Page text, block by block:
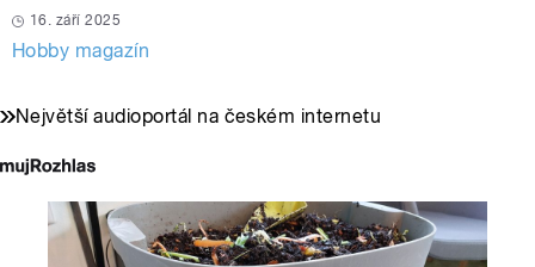
16. září 2025
Hobby magazín
Největší audioportál na českém internetu